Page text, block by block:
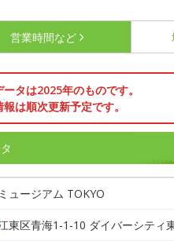
営業時間など
タは2025年のものです。
は順次更新予定です。
ュージアム TOKYO
東区青海1-1-10 ダイバーシティ